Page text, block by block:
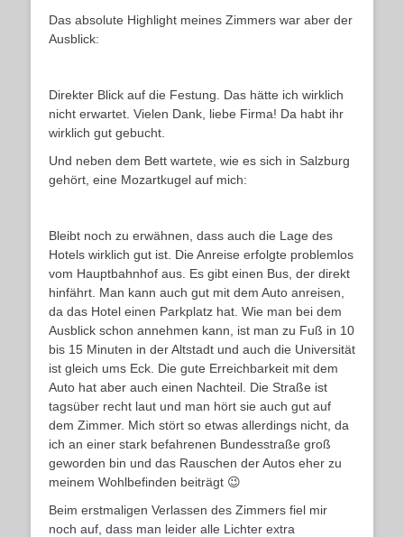
Das absolute Highlight meines Zimmers war aber der
Ausblick:
Direkter Blick auf die Festung. Das hätte ich wirklich
nicht erwartet. Vielen Dank, liebe Firma! Da habt ihr
wirklich gut gebucht.
Und neben dem Bett wartete, wie es sich in Salzburg
gehört, eine Mozartkugel auf mich:
Bleibt noch zu erwähnen, dass auch die Lage des
Hotels wirklich gut ist. Die Anreise erfolgte problemlos
vom Hauptbahnhof aus. Es gibt einen Bus, der direkt
hinfährt. Man kann auch gut mit dem Auto anreisen,
da das Hotel einen Parkplatz hat. Wie man bei dem
Ausblick schon annehmen kann, ist man zu Fuß in 10
bis 15 Minuten in der Altstadt und auch die Universität
ist gleich ums Eck. Die gute Erreichbarkeit mit dem
Auto hat aber auch einen Nachteil. Die Straße ist
tagsüber recht laut und man hört sie auch gut auf
dem Zimmer. Mich stört so etwas allerdings nicht, da
ich an einer stark befahrenen Bundesstraße groß
geworden bin und das Rauschen der Autos eher zu
meinem Wohlbefinden beiträgt 😉
Beim erstmaligen Verlassen des Zimmers fiel mir
noch auf, dass man leider alle Lichter extra